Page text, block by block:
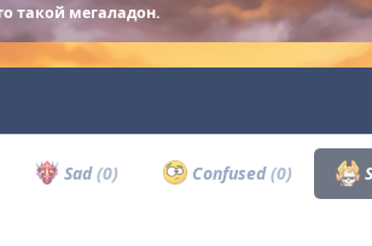
такой мегаладон.
Sad(0) Confused(0)